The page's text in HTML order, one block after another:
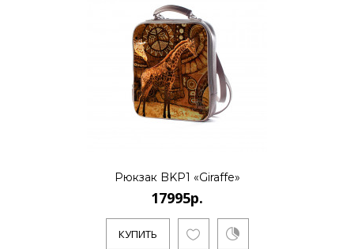
Рюкзак BKP1 «Giraffe»
17995р.
КУПИТЬ